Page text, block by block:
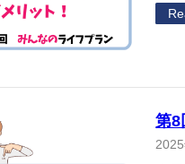
第8